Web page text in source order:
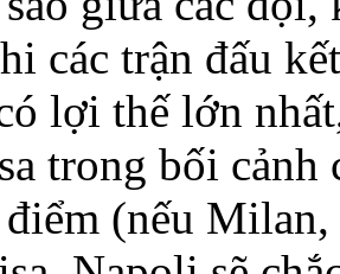
các trận đấu
lợi thế lớn
trong bối
(nếu